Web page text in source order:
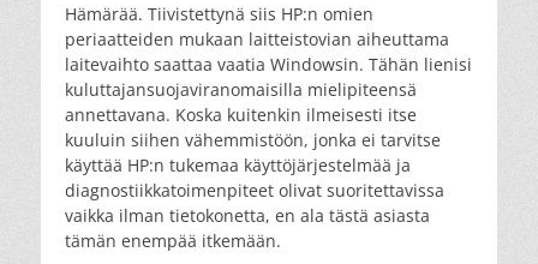
Hämärää. Tiivistettynä siis HP:n omien
periaatteiden mukaan laitteistovian aiheuttama
laitevaihto saattaa vaatia Windowsin. Tähän lienisi
kuluttajansuojaviranomaisilla mielipiteensä
annettavana. Koska kuitenkin ilmeisesti itse
kuuluin siihen vähemmistöön, jonka ei tarvitse
käyttää HP:n tukemaa käyttöjärjestelmää ja
diagnostiikkatoimenpiteet olivat suoritettavissa
vaikka ilman tietokonetta, en ala tästä asiasta
tämän enempää itkemään.